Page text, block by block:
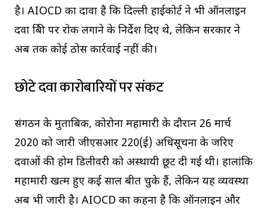
है। AIOCD का दावा है कि दिल्ली हाईकोर्ट ने भी ऑनलाइन
दवा बिक्री पर रोक लगाने के निर्देश दिए थे, लेकिन सरकार ने
अब तक कोई ठोस कार्रवाई नहीं की।
छोटे दवा कारोबारियों पर संकट
संगठन के मुताबिक, कोरोना महामारी के दौरान 26 मार्च
2020 को जारी जीएसआर 220(ई) अधिसूचना के जरिए
दवाओं की होम डिलीवरी को अस्थायी छूट दी गई थी। हालांकि
महामारी खत्म हुए कई साल बीत चुके हैं, लेकिन यह व्यवस्था
अब भी जारी है। AIOCD का कहना है कि ऑनलाइन और